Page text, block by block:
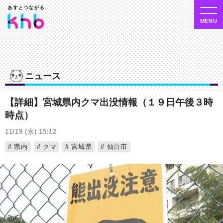
ニュース
【詳細】宮城県内クマ出没情報（１９日午後３時
時点）
11/19 (水) 15:12
県内
クマ 宮城県 仙台市